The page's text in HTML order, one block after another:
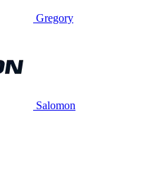
Gregory
Salomon